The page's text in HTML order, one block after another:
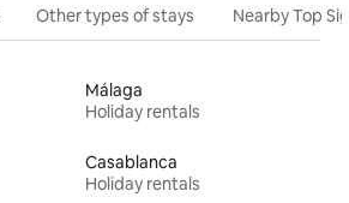
Other types of stays Nearby Top
Málaga
Holiday rentals
Casablanca
Holiday rentals